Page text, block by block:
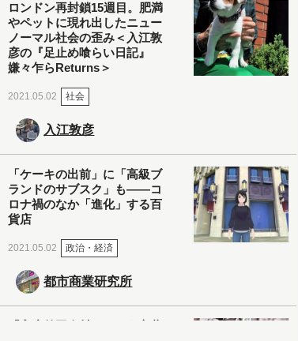
ロンドン再封鎖15週目。肥満
やペットに現れ出したニュー
ノーマル社会の歪み＜入江敦
彦の『足止め喰らい日記』
嫌々乍らReturns＞
2021.05.02 社会
入江敦彦
「ケーキの出前」に「高級ブ
ランドのサブスク」も――コ
ロナ禍のなか「進化」する百
貨店
2021.05.02 政治・経済
都市商業研究所